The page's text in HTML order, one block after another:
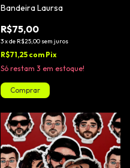
Bandeira Laursa
R$75,00
3xde R$25,00 sem juros
R$71,25 com Pix
Só restam 3 em estoque!